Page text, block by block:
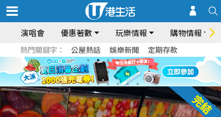
演唱會 優惠著數 玩樂情報 購物情報
熱門關鍵字： 公屋熱話 娛樂新聞 定期存款